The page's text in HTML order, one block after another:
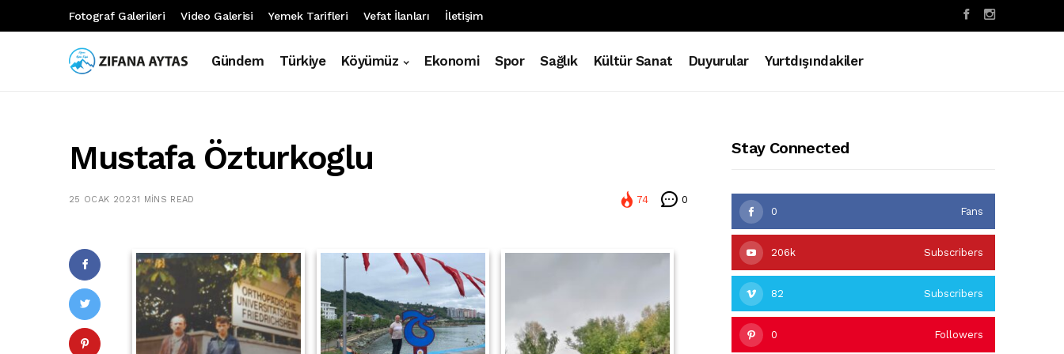
Fotograf Galerileri Video Galerisi Yemek Tarifleri Vefat İlanları İletişim
Gündem Türkiye Köyümüz Ekonomi Spor Sağlık Kültür Sanat Duyurular Yurtdışındakiler
Mustafa Özturkoglu
25 OCAK 20231 MINS READ 74 0
Stay Connected
0 Fans
206k Subscribers
82 Subscribers
0 Followers